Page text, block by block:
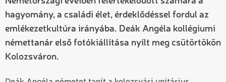
hagyomány, a családi élet, érdeklődéssel fordul az
emlékezetkultúra irányába. Deák Angéla kollégiumi
némettanár első fotókiállítása nyílt meg csütörtökön
Kolozsváron.